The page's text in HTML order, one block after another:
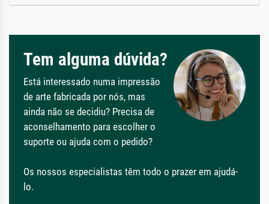
Tem alguma dúvida?
Está interessado numa impressão
de arte fabricada por nós, mas
ainda não se decidiu? Precisa de
aconselhamento para escolher o
suporte ou ajuda com o pedido?
Os nossos especialistas têm todo o prazer em ajudá-
lo.